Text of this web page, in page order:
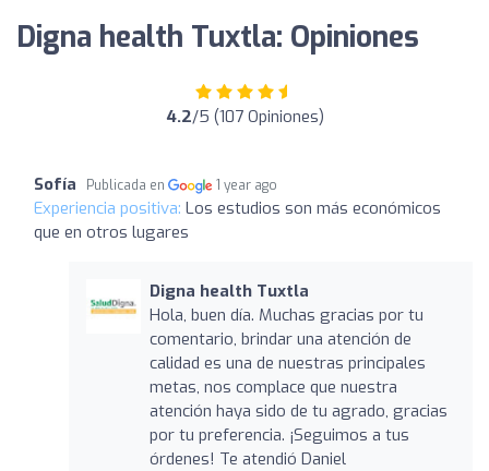
Digna health Tuxtla: Opiniones
4.2/5 (107 Opiniones)
Sofía Publicada en 1 year ago
Experiencia positiva: Los estudios son más económicos
que en otros lugares
Digna health Tuxtla
Hola, buen día. Muchas gracias por tu
comentario, brindar una atención de
calidad es una de nuestras principales
metas, nos complace que nuestra
atención haya sido de tu agrado, gracias
por tu preferencia. ¡Seguimos a tus
órdenes! Te atendió Daniel